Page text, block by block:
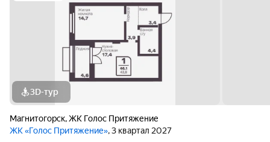
3D-тур
Магнитогорск,ЖК Голос Притяжение
ЖК «Голос Притяжение», 3 квартал 2027